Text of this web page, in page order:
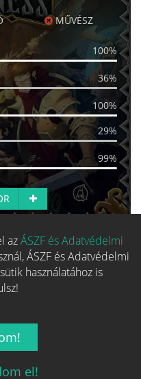
MŰVÉSZ
100%
36%
100%
29%
99%
keresése
azÁSZF és Adatvédelmi
ÁSZF és Adatvédelmi
használatához is
el!